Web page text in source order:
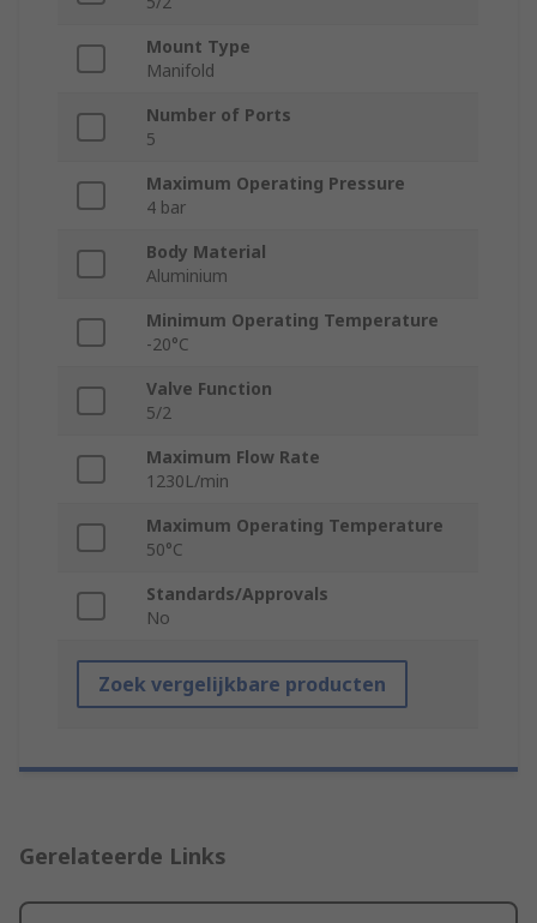
Mount Type
Manifold
Number of Ports
5
Maximum Operating Pressure
4 bar
Body Material
Aluminium
Minimum Operating Temperature
-20°C
Valve Function
5/2
Maximum Flow Rate
1230L/min
Maximum Operating Temperature
50°C
Standards/Approvals
No
Zoek vergelijkbare producten
Gerelateerde Links